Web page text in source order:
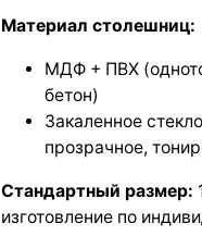
Материал столешниц:
МДФ + ПВХ
бетон)
Закаленное
прозрачное,
Стандартный размер:
изготовление по